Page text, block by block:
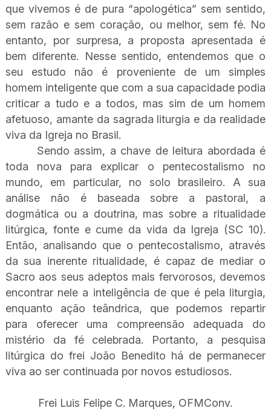
que vivemos é de pura “apologética” sem sentido,
sem razão e sem coração, ou melhor, sem fé. No
entanto, por surpresa, a proposta apresentada é
bem diferente. Nesse sentido, entendemos que o
seu estudo não é proveniente de um simples
homem inteligente que com a sua capacidade podia
criticar a tudo e a todos, mas sim de um homem
afetuoso, amante da sagrada liturgia e da realidade
viva da Igreja no Brasil.
Sendo assim, a chave de leitura abordada é
toda nova para explicar o pentecostalismo no
mundo, em particular, no solo brasileiro. A sua
análise não é baseada sobre a pastoral, a
dogmática ou a doutrina, mas sobre a ritualidade
litúrgica, fonte e cume da vida da Igreja (SC 10).
Então, analisando que o pentecostalismo, através
da sua inerente ritualidade, é capaz de mediar o
Sacro aos seus adeptos mais fervorosos, devemos
encontrar nele a inteligência de que é pela liturgia,
enquanto ação teândrica, que podemos repartir
para oferecer uma compreensão adequada do
mistério da fé celebrada. Portanto, a pesquisa
litúrgica do frei João Benedito há de permanecer
viva ao ser continuada por novos estudiosos.
Frei Luis Felipe C. Marques, OFMConv.